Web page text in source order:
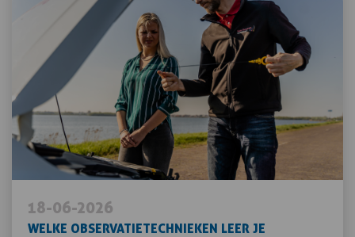
18-06-2026
WELKE OBSERVATIETECHNIEKEN LEER JE